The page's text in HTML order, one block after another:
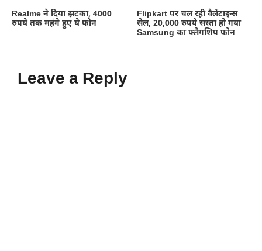
Realme ने दिया झटका, 4000
रुपये तक महंगे हुए ये फोन
Flipkart पर चल रही वैलेंटाइन्स
सेल, 20,000 रुपये सस्ता हो गया
Samsung का फ्लैगशिप फोन
Leave a Reply